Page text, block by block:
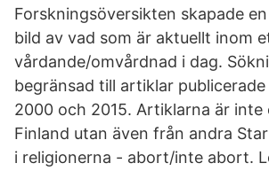
Forskningsöversikten skapade
bild av vad som är aktuellt inom
vårdande/omvårdnad i dag.
begränsad till artiklar publicerade
2000 och 2015. Artiklarna är
Finland utan även från andra
i religionerna - abort/inte abort.